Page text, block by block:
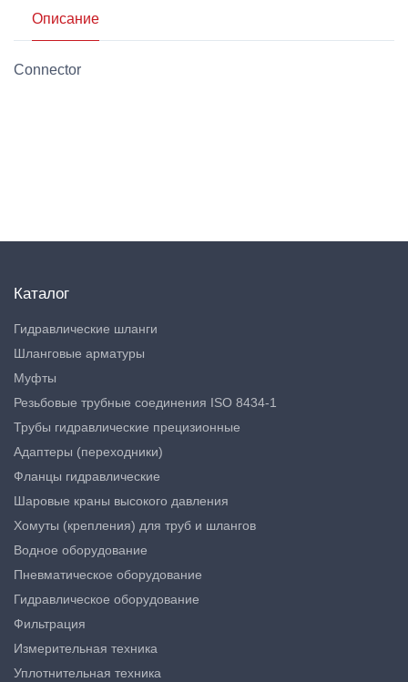
Описание
Connector
Каталог
Гидравлические шланги
Шланговые арматуры
Муфты
Резьбовые трубные соединения ISO 8434-1
Трубы гидравлические прецизионные
Адаптеры (переходники)
Фланцы гидравлические
Шаровые краны высокого давления
Хомуты (крепления) для труб и шлангов
Водное оборудование
Пневматическое оборудование
Гидравлическое оборудование
Фильтрация
Измерительная техника
Уплотнительная техника